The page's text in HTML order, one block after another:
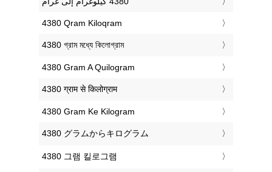
‎4380 Qram Kiloqram
‎4380 গ্রাম মধ্যে কিলোগ্রাম
‎4380 Gram A Quilogram
‎4380 ग्राम से किलोग्राम
‎4380 Gram Ke Kilogram
‎4380 グラムからキログラム
‎4380 그램 킬로그램